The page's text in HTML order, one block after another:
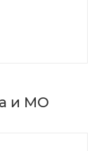
и МО